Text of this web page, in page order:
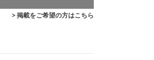
> 掲載をご希望の方はこちら